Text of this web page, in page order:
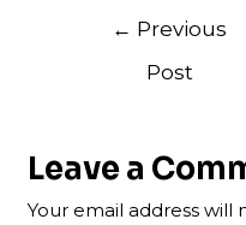
Post
navigation
← Previous
Post
Leave a
Your email address will